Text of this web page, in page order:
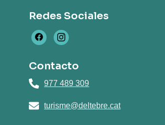
Redes Sociales
Contacto
977 489 309
turisme@deltebre.cat